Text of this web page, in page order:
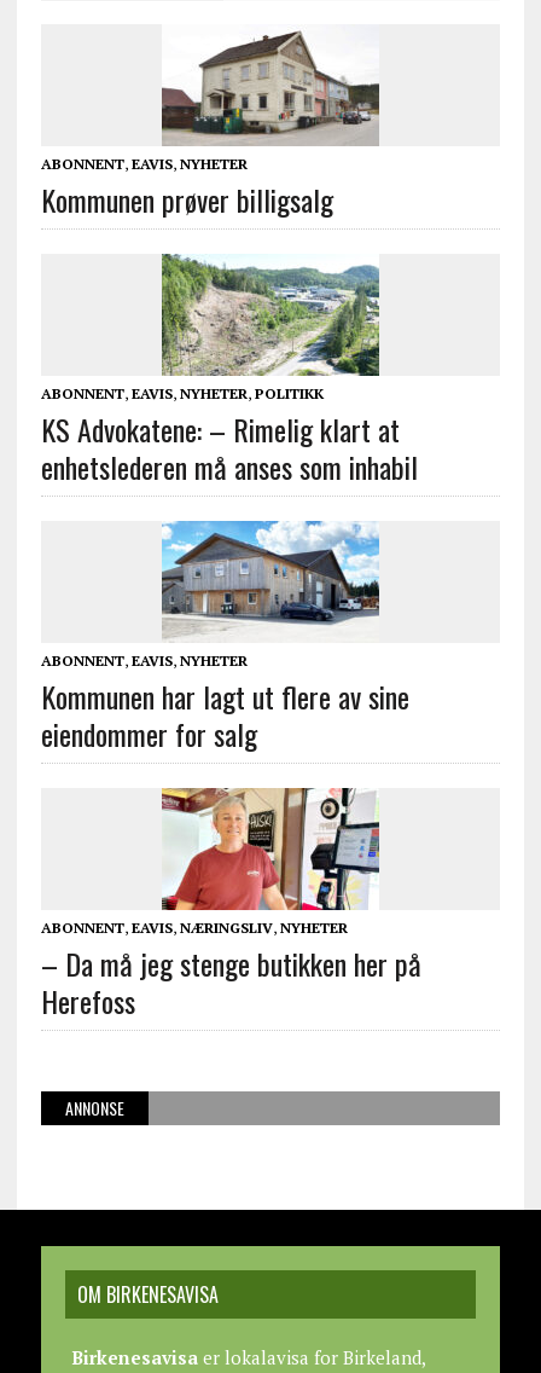
ABONNENT, EAVIS, NYHETER
Kommunen prøver billigsalg
ABONNENT, EAVIS, NYHETER, POLITIKK
KS Advokatene: – Rimelig klart at
enhetslederen må anses som inhabil
ABONNENT, EAVIS, NYHETER
Kommunen har lagt ut flere av sine
eiendommer for salg
ABONNENT, EAVIS, NÆRINGSLIV, NYHETER
– Da må jeg stenge butikken her på
Herefoss
ANNONSE
OM BIRKENESAVISA
Birkenesavisaer lokalavisa for Birkeland,